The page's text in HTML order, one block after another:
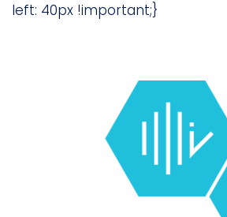
left: 40px !important;}